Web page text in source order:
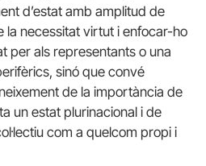
d’estat amb amplitud de
la necessitat virtut i enfocar-ho
per als representants o una
sinó que convé
de la importància de
un estat plurinacional i de
com a quelcom propi i